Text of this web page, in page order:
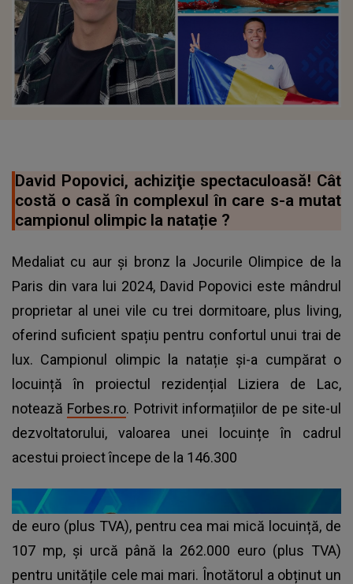
David Popovici, achiziţie spectaculoasă! Cât
costă o casă în complexul în care s-a mutat
campionul olimpic la natație ?
Medaliat cu aur și bronz la Jocurile Olimpice de la
Paris din vara lui 2024, David Popovici este mândrul
proprietar al unei vile cu trei dormitoare, plus living,
oferind suficient spațiu pentru confortul unui trai de
lux. Campionul olimpic la natație și-a cumpărat o
locuință în proiectul rezidențial Liziera de Lac,
notează Forbes.ro. Potrivit informațiilor de pe site-ul
dezvoltatorului, valoarea unei locuințe în cadrul
acestui proiect începe de la 146.300
de euro (plus TVA), pentru cea mai mică locuință, de
107 mp, și urcă până la 262.000 euro (plus TVA)
pentru unitățile cele mai mari. Înotătorul a obținut un